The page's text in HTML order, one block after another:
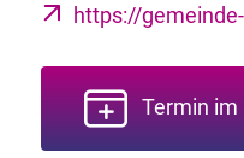
https://
Termin im